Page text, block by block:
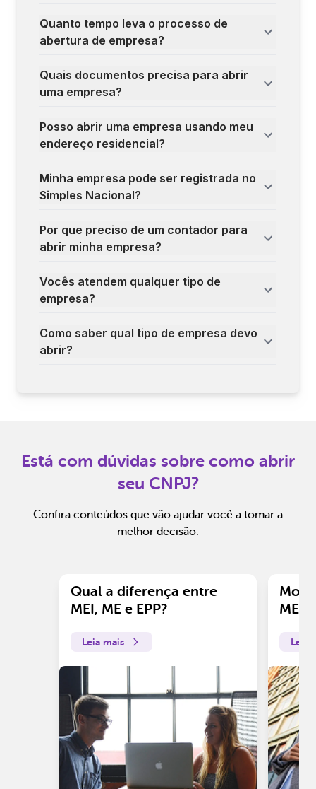
Quanto tempo leva o processo de
abertura de empresa?
Quais documentos precisa para abrir
uma empresa?
Posso abrir uma empresa usando meu
endereço residencial?
Minha empresa pode ser registrada no
Simples Nacional?
Por que preciso de um contador para
abrir minha empresa?
Vocês atendem qualquer tipo de
empresa?
Como saber qual tipo de empresa devo
abrir?
Está com dúvidas sobre como abrir
seu CNPJ?
Confira conteúdos que vão ajudar você a tomar a
melhor decisão.
Qual a diferença entre
MEI, ME e EPP?
Leia mais
ME?
Leia